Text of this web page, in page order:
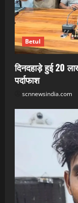
Betul
दिनदहाड़े हुई 20
पर्दाफाश
scnnewsindia.com